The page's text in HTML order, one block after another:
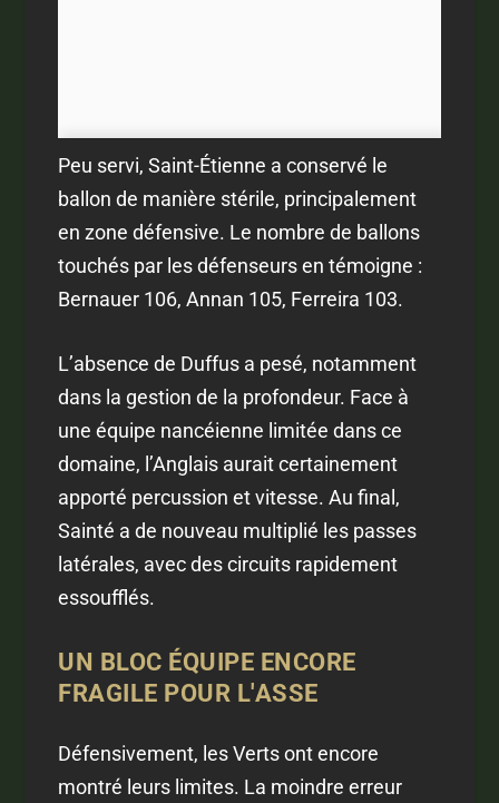
Peu servi, Saint-Étienne a conservé le
ballon de manière stérile, principalement
en zone défensive. Le nombre de ballons
touchés par les défenseurs en témoigne :
Bernauer 106, Annan 105, Ferreira 103.
L’absence de Duffus a pesé, notamment
dans la gestion de la profondeur. Face à
une équipe nancéienne limitée dans ce
domaine, l’Anglais aurait certainement
apporté percussion et vitesse. Au final,
Sainté a de nouveau multiplié les passes
latérales, avec des circuits rapidement
essoufflés.
UN BLOC ÉQUIPE ENCORE
FRAGILE POUR L'ASSE
Défensivement, les Verts ont encore
montré leurs limites. La moindre erreur